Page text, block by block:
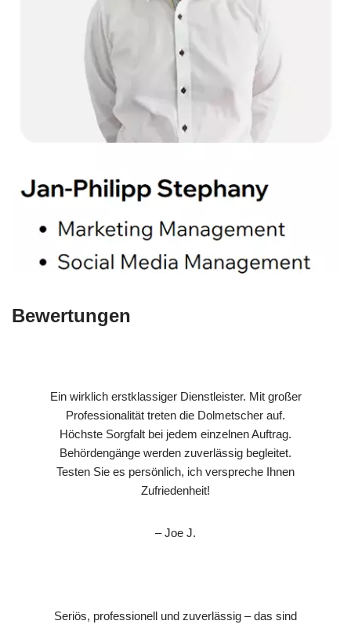
Bewertungen
Ein wirklich erstklassiger Dienstleister. Mit großer
Professionalität treten die Dolmetscher auf.
Höchste Sorgfalt bei jedem einzelnen Auftrag.
Behördengänge werden zuverlässig begleitet.
Testen Sie es persönlich, ich verspreche Ihnen
Zufriedenheit!
– Joe J.
Seriös, professionell und zuverlässig – das sind